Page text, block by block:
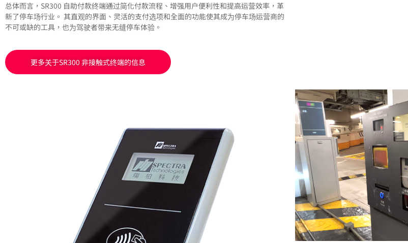
总体而言，SR300 自助付款终端通过简化付款流程、增强用户便利性和提高运营效率，革
新了停车场行业。 其直观的界面、灵活的支付选项和全面的功能使其成为停车场运营商的
不可或缺的工具，也为驾驶者带来无缝停车体验。
更多关于SR300 非接触式终端的信息